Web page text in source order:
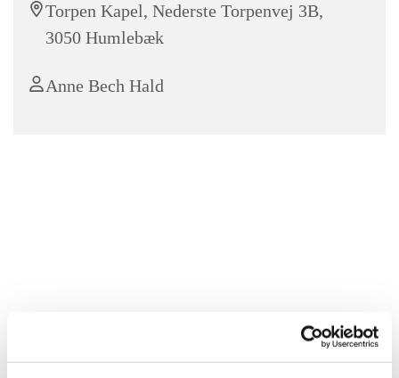
Torpen Kapel, Nederste Torpenvej 3B,
3050 Humlebæk
Anne Bech Hald